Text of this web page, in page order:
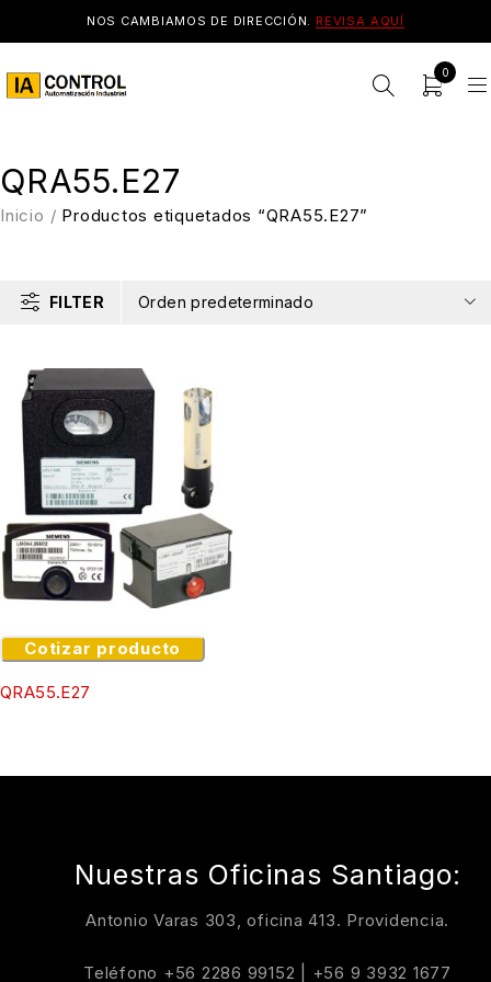
NOS CAMBIAMOS DE DIRECCIÓN. REVISA AQUÍ
0
QRA55.E27
Inicio / Productos etiquetados “QRA55.E27”
FILTER Orden predeterminado
Cotizar producto
QRA55.E27
Nuestras Oficinas Santiago:
Antonio Varas 303, oficina 413. Providencia.
Teléfono +56 2286 99152 +56 9 3932 1677